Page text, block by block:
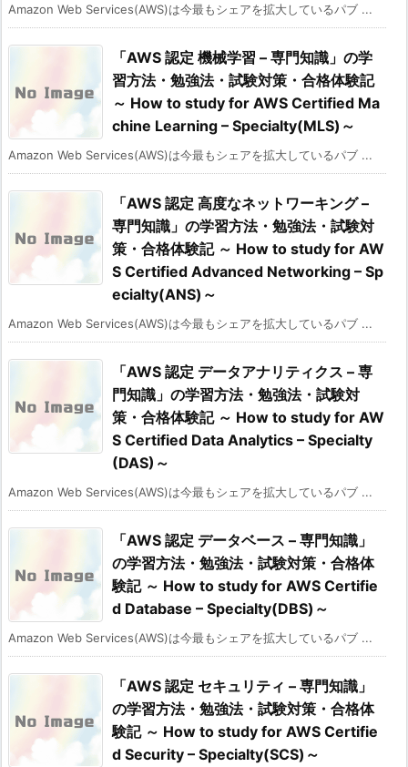
Amazon Web Services(AWS)は今最もシェアを拡大しているパブ ...
「AWS 認定 機械学習 – 専門知識」の学
習方法・勉強法・試験対策・合格体験記
～ How to study for AWS Certified Ma
chine Learning – Specialty(MLS)～
Amazon Web Services(AWS)は今最もシェアを拡大しているパブ ...
「AWS 認定 高度なネットワーキング –
専門知識」の学習方法・勉強法・試験対
策・合格体験記 ～ How to study for AW
S Certified Advanced Networking – Sp
ecialty(ANS)～
Amazon Web Services(AWS)は今最もシェアを拡大しているパブ ...
「AWS 認定 データアナリティクス – 専
門知識」の学習方法・勉強法・試験対
策・合格体験記 ～ How to study for AW
S Certified Data Analytics – Specialty
(DAS)～
Amazon Web Services(AWS)は今最もシェアを拡大しているパブ ...
「AWS 認定 データベース – 専門知識」
の学習方法・勉強法・試験対策・合格体
験記 ～ How to study for AWS Certifie
d Database – Specialty(DBS)～
Amazon Web Services(AWS)は今最もシェアを拡大しているパブ ...
「AWS 認定 セキュリティ – 専門知識」
の学習方法・勉強法・試験対策・合格体
験記 ～ How to study for AWS Certifie
d Security – Specialty(SCS)～